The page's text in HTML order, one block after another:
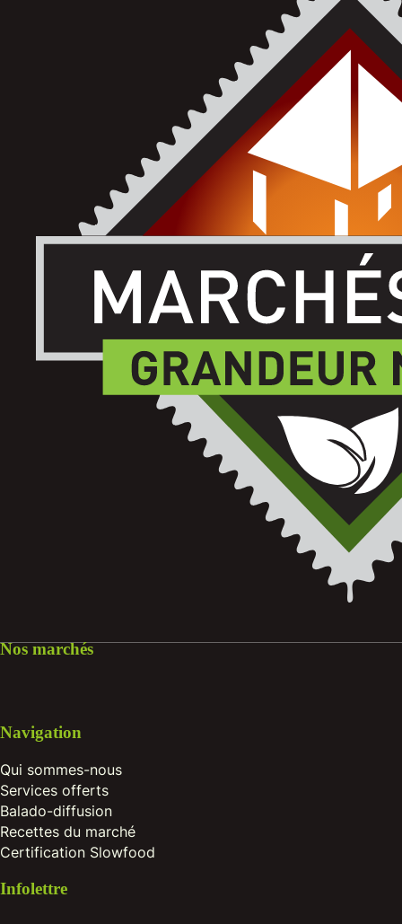
Nos marchés
Navigation
Qui sommes-nous
Services offerts
Balado-diffusion
Recettes du marché
Certification Slowfood
Infolettre